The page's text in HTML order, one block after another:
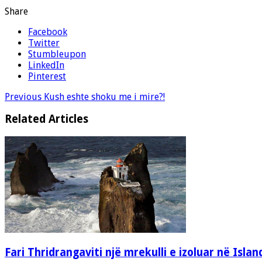
Share
Facebook
Twitter
Stumbleupon
LinkedIn
Pinterest
Previous Kush eshte shoku me i mire?!
Related Articles
Fari Thridrangaviti një mrekulli e izoluar në